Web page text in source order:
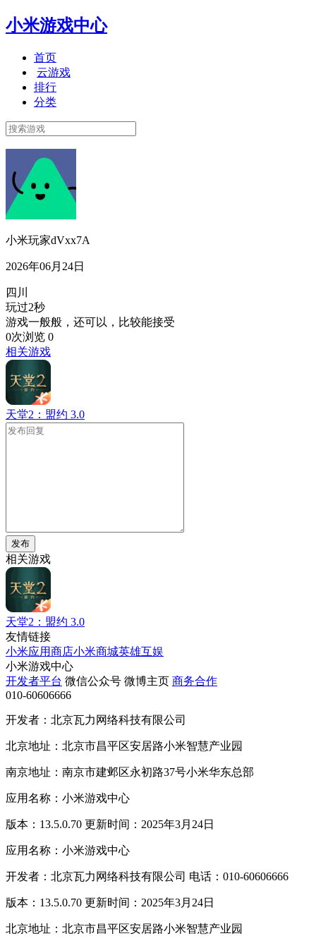
小米游戏中心
首页
云游戏
排行
分类
小米玩家dVxx7A
2026年06月24日
四川
玩过2秒
游戏一般般，还可以，比较能接受
0次浏览 0
相关游戏
天堂2：盟约 3.0
发布
相关游戏
天堂2：盟约 3.0
友情链接
小米应用商店小米商城英雄互娱
小米游戏中心
开发者平台 微信公众号 微博主页 商务合作
010-60606666
开发者：北京瓦力网络科技有限公司
北京地址：北京市昌平区安居路小米智慧产业园
南京地址：南京市建邺区永初路37号小米华东总部
应用名称：小米游戏中心
版本：13.5.0.70 更新时间：2025年3月24日
应用名称：小米游戏中心
开发者：北京瓦力网络科技有限公司 电话：010-60606666
版本：13.5.0.70 更新时间：2025年3月24日
北京地址：北京市昌平区安居路小米智慧产业园